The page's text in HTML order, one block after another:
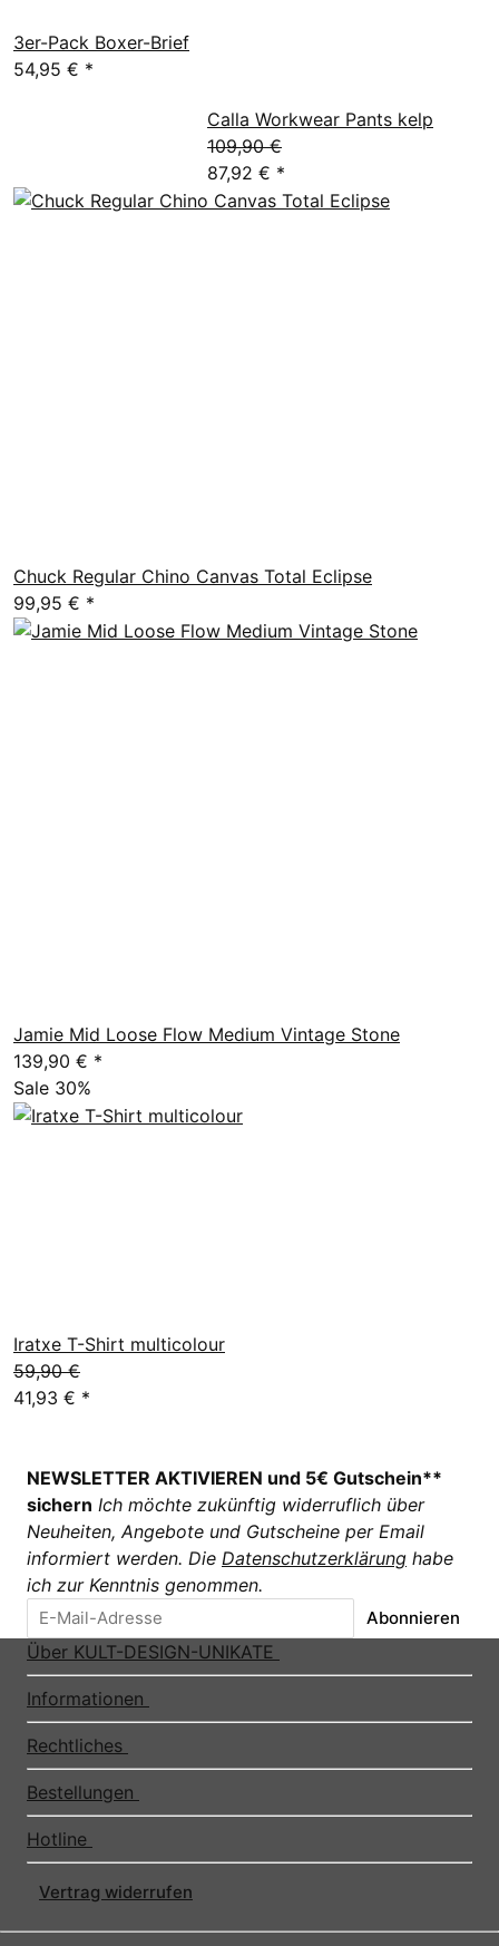
3er-Pack Boxer-Brief
54,95 € *
Calla Workwear Pants kelp
109,90 €
87,92 € *
Chuck Regular Chino Canvas Total Eclipse
99,95 € *
Jamie Mid Loose Flow Medium Vintage Stone
139,90 € *
Sale 30%
Iratxe T-Shirt multicolour
59,90 €
41,93 € *
NEWSLETTER AKTIVIEREN und 5€ Gutschein**
sichern Ich möchte zukünftig widerruflich über
Neuheiten, Angebote und Gutscheine per Email
informiert werden. Die Datenschutzerklärung habe
ich zur Kenntnis genommen.
Abonnieren
Über KULT-DESIGN-UNIKATE
Informationen
Rechtliches
Bestellungen
Hotline
Vertrag widerrufen